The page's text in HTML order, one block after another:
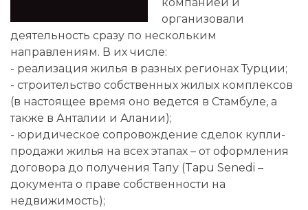
организовали
деятельность сразу по нескольким
направлениям. В их числе:
- реализация жилья в разных регионах Турции;
- строительство собственных жилых комплексов
(в настоящее время оно ведется в Стамбуле, а
также в Анталии и Алании);
- юридическое сопровождение сделок купли-
продажи жилья на всех этапах – от оформления
договора до получения Тапу (Tapu Senedi –
документа о праве собственности на
недвижимость);